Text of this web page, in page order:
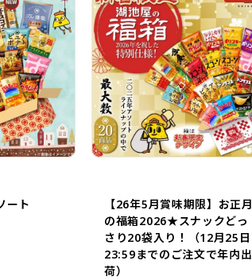
ート
【26年5月賞味期限】お正月
の福箱2026★スナックどっ
さり20袋入り！（12月25日
23:59までのご注文で年内出
荷）